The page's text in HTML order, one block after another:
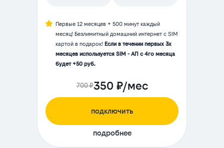
Первые 12 месяцев + 500 минут каждый
месяц! Безлимитный домашний интернет с SIM
картой в подарок! Если в течении первых 3х
месяцев используется SIM - АП с 4го месяца
будет +50 руб.
700 ₽350 ₽/мес
подключить
подробнее